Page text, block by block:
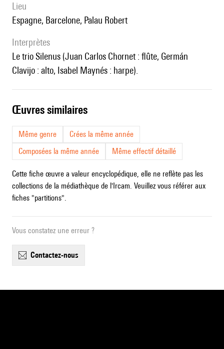
lieu
Espagne, Barcelone, Palau Robert
interprètes
le trio Silenus (Juan Carlos Chornet : flûte, Germán
Clavijo : alto, Isabel Maynés : harpe).
œuvres similaires
Même genre
Crées la même année
Composées la même année
Même effectif détaillé
Cette fiche œuvre a valeur encyclopédique, elle ne reflète pas les
collections de la médiathèque de l'Ircam. Veuillez vous référer aux
fiches "partitions".
Vous constatez une erreur ?
contactez-nous